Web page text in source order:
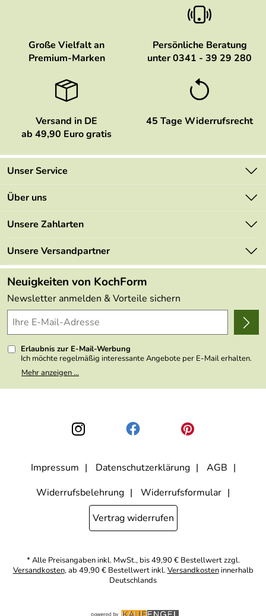
Große Vielfalt an
Premium-Marken
Persönliche Beratung
unter 0341 - 39 29 280
Versand in DE
ab 49,90 Euro gratis
45 Tage Widerrufsrecht
Unser Service
Kontakt
Mehrwertsteuerfrei
Retourenportal
FAQs
Lieferbedingungen
Delivery Terms
Kundenlogin
Über uns
Marken
Angebote
Made in Germany
Themen
Wir über uns
Presse
Unsere Zahlarten
Unsere Versandpartner
Neuigkeiten von KochForm
Newsletter anmelden & Vorteile sichern
Erlaubnis zur E-Mail-Werbung
Ich möchte regelmäßig interessante Angebote per E-Mail erhalten.
Meine E-Mail-Adresse wird nicht an andere Unternehmen
weitergegeben. Zu statistischen Zwecken wird in anonymer Form
den Link "Abmelden" am Ende des Newsletters anklicke oder die
Option Newsletter im Mitgliederbereich deaktiviere. Die
Datenschutzerklärung
habe ich zur Kenntnis genommen.
Mehr anzeigen ...
Impressum Datenschutzerklärung
AGB
Widerrufsbelehrung
Widerrufsformular
Vertrag widerrufen
* Alle Preisangaben inkl. MwSt., bis 49,90 € Bestellwert zzgl.
Versandkosten, ab 49,90 € Bestellwert inkl.Versandkosteninnerhalb
Deutschlands